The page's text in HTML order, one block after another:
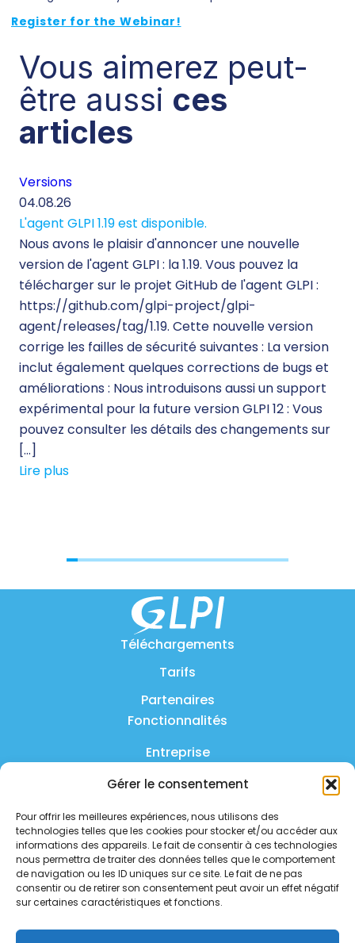
Gérer le consentement
Pour offrir les meilleures expériences, nous utilisons des
technologies telles que les cookies pour stocker et/ou accéder aux
informations des appareils. Le fait de consentir à ces technologies
nous permettra de traiter des données telles que le comportement
de navigation ou les ID uniques sur ce site. Le fait de ne pas
consentir ou de retirer son consentement peut avoir un effet négatif
sur certaines caractéristiques et fonctions.
Register for the Webinar!
Vous aimerez peut-
être aussi ces
articles
Versions
04.08.26
L'agent GLPI 1.19 est disponible.
Nous avons le plaisir d'annoncer une nouvelle
version de l'agent GLPI : la 1.19. Vous pouvez la
télécharger sur le projet GitHub de l'agent GLPI :
https://github.com/glpi-project/glpi-
agent/releases/tag/1.19. Cette nouvelle version
corrige les failles de sécurité suivantes : La version
inclut également quelques corrections de bugs et
améliorations : Nous introduisons aussi un support
expérimental pour la future version GLPI 12 : Vous
pouvez consulter les détails des changements sur
[…]
Lire plus
Téléchargements
Tarifs
Partenaires
Fonctionnalités
Entreprise
Produit
FAQ
Nous contacter
Politique de confidentialité
Politique de sécurité